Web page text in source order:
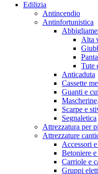
Edilizia
Antincendio
Antinfortunistica
Alta
Tute
Anticaduta
Cassette
Guanti e
Scarpe e
Segnaletica
Attrezzatura per
Attrezzature
Accessori
Betoniere
Carriole e
Gruppi